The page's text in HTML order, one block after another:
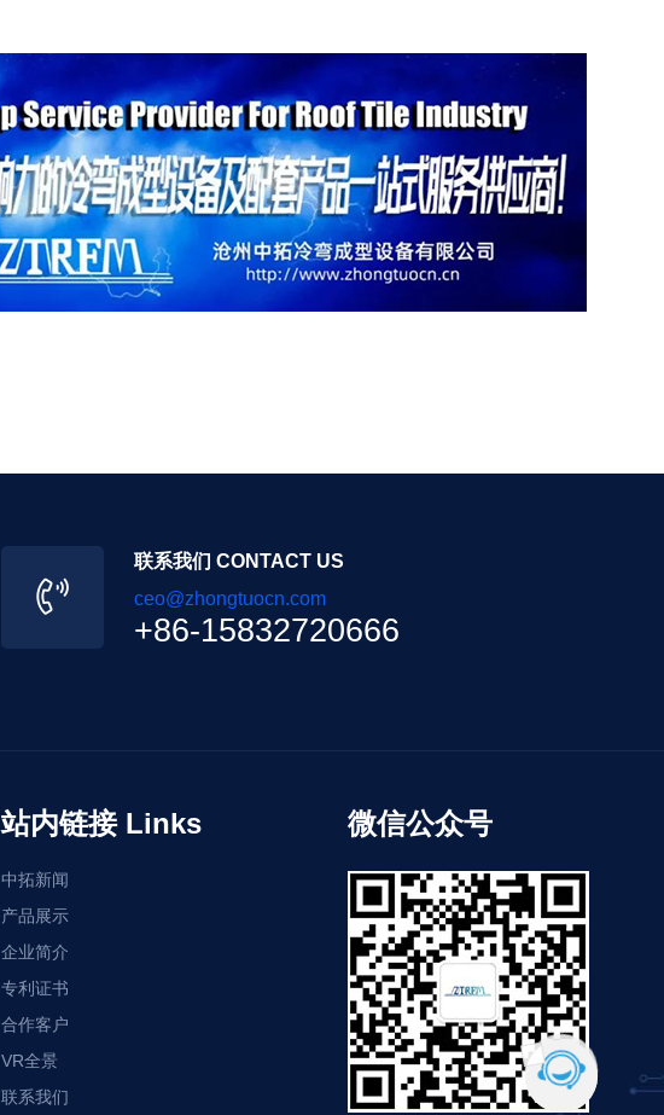
联系我们 CONTACT US
ceo@zhongtuocn.com
+86-15832720666
站内链接 Links
中拓新闻
产品展示
企业简介
专利证书
合作客户
VR全景
联系我们
微信公众号